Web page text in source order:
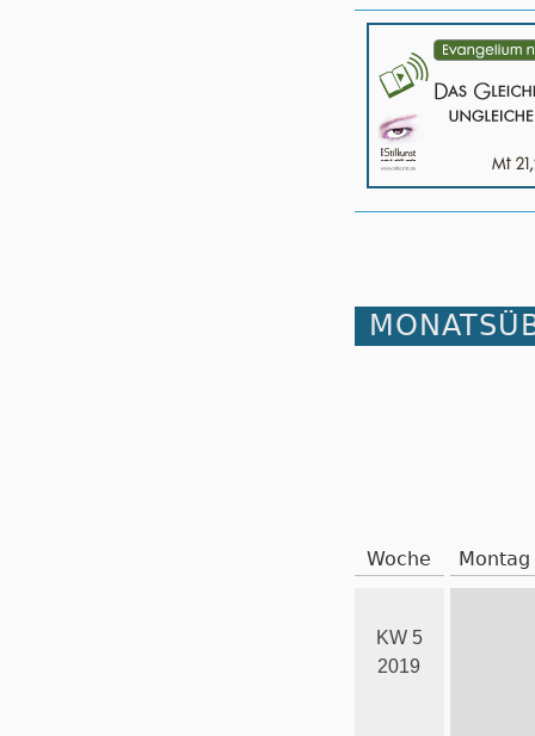
Woche Montag
KW 5
2019